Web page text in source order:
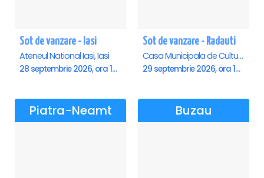
Sot de vanzare - Iasi
Ateneul National Iasi, Iasi
28 septembrie 2026, ora 19:00
Sot de vanzare - Radauti
Casa Municipala de Cultura, Radauti
29 septembrie 2026, ora 19:00
Piatra-Neamt Buzau